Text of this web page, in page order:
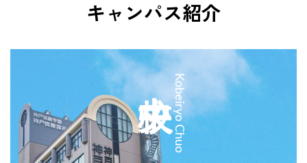
キャンパス紹介
Kobeiryo Chuo